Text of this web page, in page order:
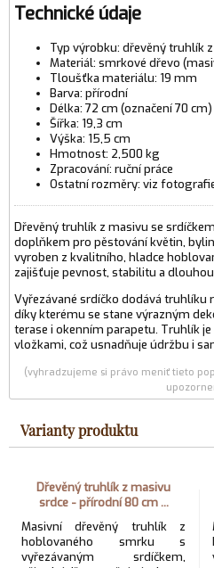
Technické údaje
Typ výrobku: dřevěný truhlík
Materiál: smrkové dřevo
Tloušťka materiálu: 19 mm
Barva: přírodní
Délka: 72 cm (označení 70 cm)
Šířka: 19,3 cm
Výška: 15,5 cm
Hmotnost: 2,500 kg
Zpracování: ruční práce
Ostatní rozměry: viz
Dřevěný truhlík z masivu se
doplňkem pro pěstování květin,
vyroben z kvalitního, hladce
zajišťuje pevnost, stabilitu a
Vyřezávané srdíčko dodává truhlíku
díky kterému se stane výrazným
terase i okenním parapetu. Truhlík
vložkami, což usnadňuje údržbu i
(vyhradzujeme si právo meniť tieto
Varianty produktu
Dřevěný truhlík z masivu
srdce - přírodní 80 cm ...
Masivní dřevěný truhlík z
hoblovaného smrku s
vyřezávaným srdíčkem,